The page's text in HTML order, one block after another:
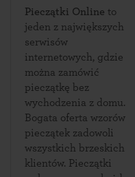
Pieczątki Online to
jeden z największych
serwisów
internetowych, gdzie
można zamówić
pieczątkę bez
wychodzenia z domu.
Bogata oferta wzorów
pieczątek zadowoli
wszystkich brzeskich
klientów. Pieczątki